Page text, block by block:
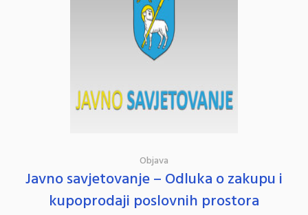
Objava
Javno savjetovanje – Odluka o zakupu i
kupoprodaji poslovnih prostora